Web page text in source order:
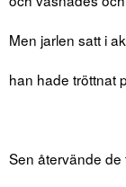
Men jarlen satt i
han hade tröttnat
Sen återvände de